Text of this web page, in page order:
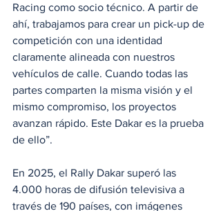
Racing como socio técnico. A partir de
ahí, trabajamos para crear un pick-up de
competición con una identidad
claramente alineada con nuestros
vehículos de calle. Cuando todas las
partes comparten la misma visión y el
mismo compromiso, los proyectos
avanzan rápido. Este Dakar es la prueba
de ello”.
En 2025, el Rally Dakar superó las
4.000 horas de difusión televisiva a
través de 190 países, con imágenes